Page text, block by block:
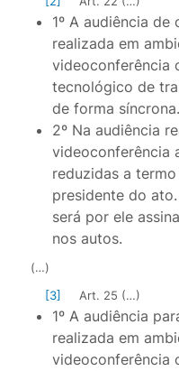
1º A audiência
realizada em
videoconferência
tecnológico de
de forma síncrona.
2º Na audiência
videoconferência
reduzidas a
presidente do
será por ele
nos autos.
(…)
[3]
Art. 25 (…)
1º A audiência
realizada em
videoconferência